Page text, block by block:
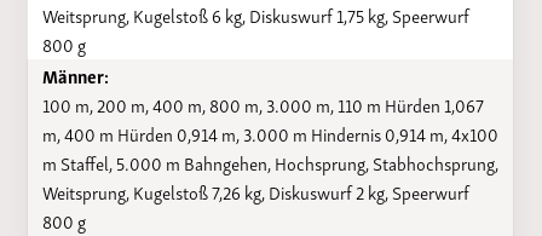
Weitsprung, Kugelstoß 6 kg, Diskuswurf 1,75 kg, Speerwurf
800 g
Männer:
100 m, 200 m, 400 m, 800 m, 3.000 m, 110 m Hürden 1,067
m, 400 m Hürden 0,914 m, 3.000 m Hindernis 0,914 m, 4x100
m Staffel, 5.000 m Bahngehen, Hochsprung, Stabhochsprung,
Weitsprung, Kugelstoß 7,26 kg, Diskuswurf 2 kg, Speerwurf
800 g